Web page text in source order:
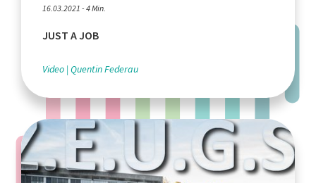
16.03.2021 - 4 Min.
JUST A JOB
Video Quentin Federau